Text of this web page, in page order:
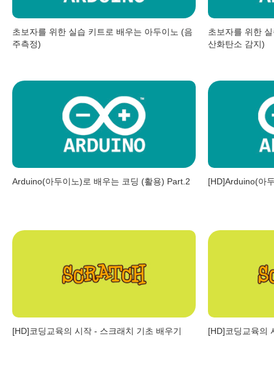
초보자를 위한 실습 키트로 배우는 아두이노 (음
주측정)
초보자를 위한
산화탄소 감지)
Arduino(아두이노)로 배우는 코딩 (활용) Part.2 [HD]Arduino(아
[HD]코딩교육의 시작 - 스크래치 기초 배우기 [HD]코딩교육의